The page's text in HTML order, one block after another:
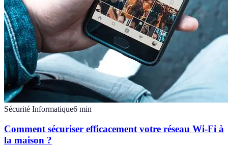
Sécurité Informatique6 min
Comment sécuriser efficacement votre réseau Wi-Fi à
la maison ?